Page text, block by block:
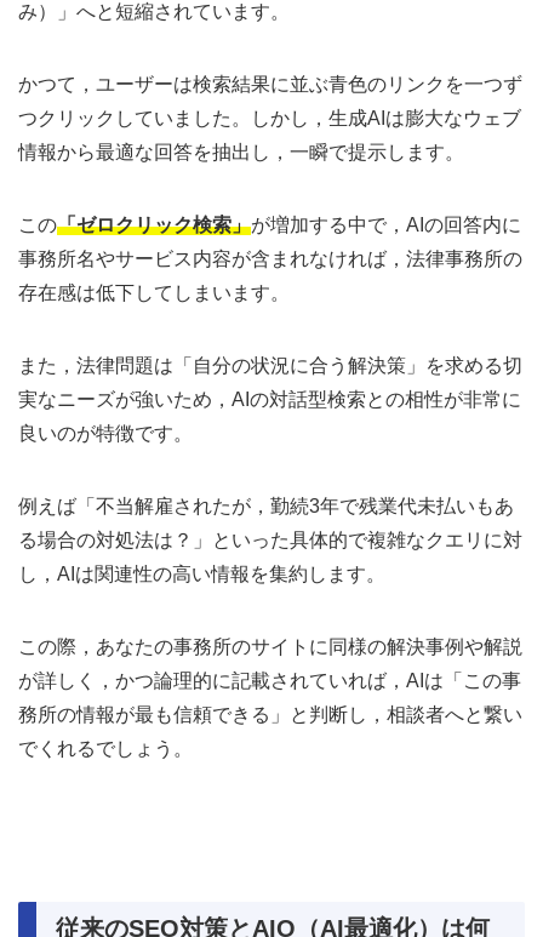
み）」へと短縮されています。
かつて，ユーザーは検索結果に並ぶ青色のリンクを一つず
つクリックしていました。しかし，生成AIは膨大なウェブ
情報から最適な回答を抽出し，一瞬で提示します。
この「ゼロクリック検索」が増加する中で，AIの回答内に
事務所名やサービス内容が含まれなければ，法律事務所の
存在感は低下してしまいます。
また，法律問題は「自分の状況に合う解決策」を求める切
実なニーズが強いため，AIの対話型検索との相性が非常に
良いのが特徴です。
例えば「不当解雇されたが，勤続3年で残業代未払いもあ
る場合の対処法は？」といった具体的で複雑なクエリに対
し，AIは関連性の高い情報を集約します。
この際，あなたの事務所のサイトに同様の解決事例や解説
が詳しく，かつ論理的に記載されていれば，AIは「この事
務所の情報が最も信頼できる」と判断し，相談者へと繋い
でくれるでしょう。
従来のSEO対策とAIO（AI最適化）は何